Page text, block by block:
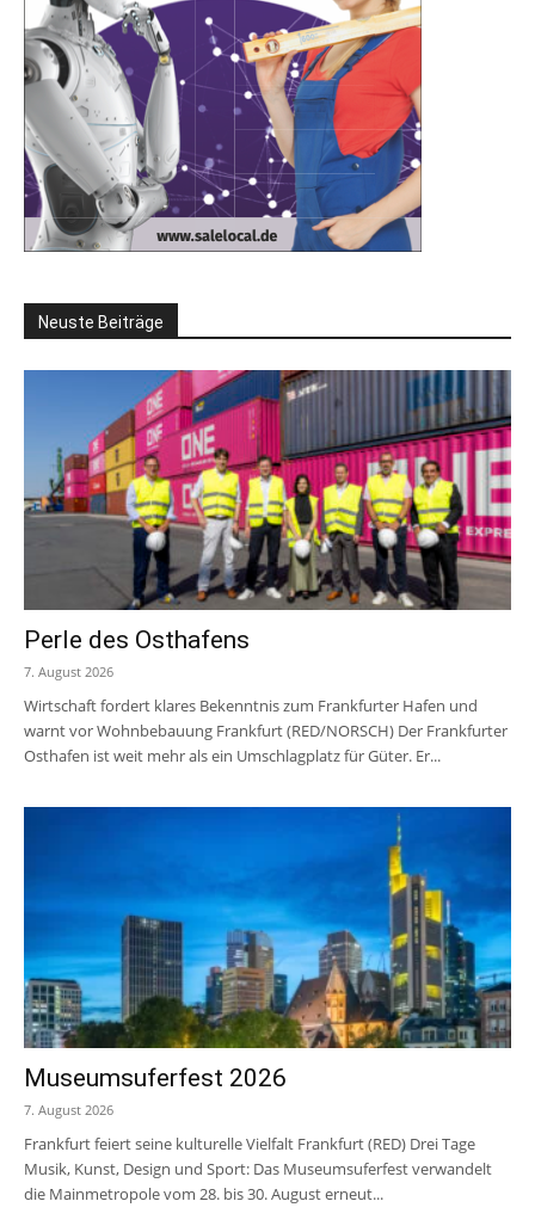
Neuste Beiträge
Perle des Osthafens
7. August 2026
Wirtschaft fordert klares Bekenntnis zum Frankfurter Hafen und
warnt vor Wohnbebauung Frankfurt (RED/NORSCH) Der Frankfurter
Osthafen ist weit mehr als ein Umschlagplatz für Güter. Er...
Museumsuferfest 2026
7. August 2026
Frankfurt feiert seine kulturelle Vielfalt Frankfurt (RED) Drei Tage
Musik, Kunst, Design und Sport: Das Museumsuferfest verwandelt
die Mainmetropole vom 28. bis 30. August erneut...